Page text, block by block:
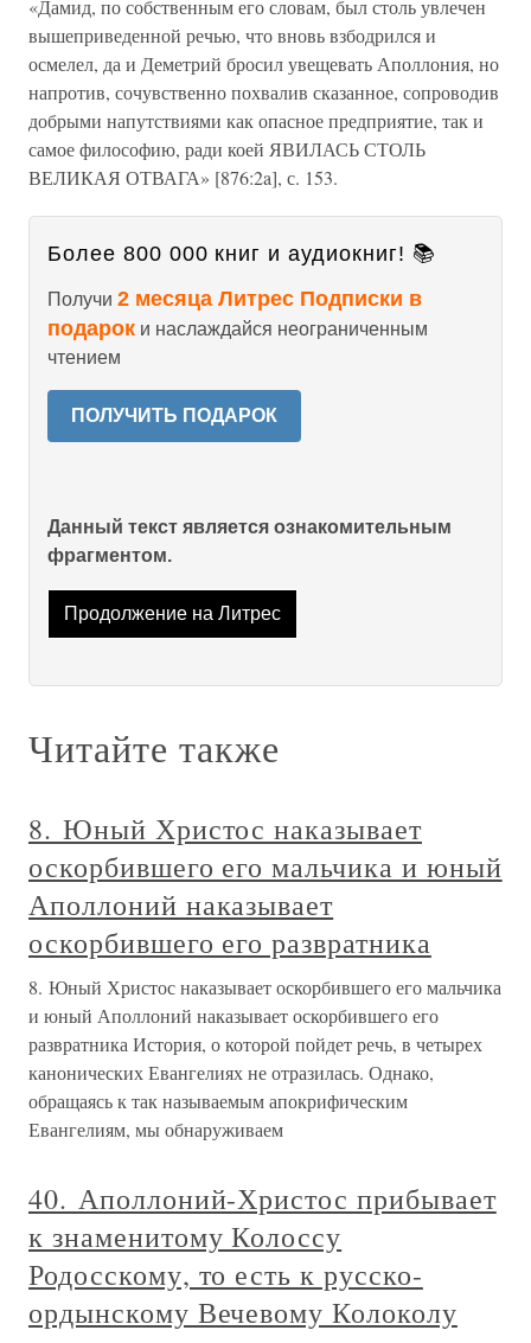
«Дамид, по собственным его словам, был столь увлечен
вышеприведенной речью, что вновь взбодрился и
осмелел, да и Деметрий бросил увещевать Аполлония, но
напротив, сочувственно похвалив сказанное, сопроводив
добрыми напутствиями как опасное предприятие, так и
самое философию, ради коей ЯВИЛАСЬ СТОЛЬ
ВЕЛИКАЯ ОТВАГА» [876:2a], с. 153.
Более 800 000 книг и аудиокниг! 📚
Получи 2 месяца Литрес Подписки в
подарок и наслаждайся неограниченным
чтением
ПОЛУЧИТЬ ПОДАРОК
Данный текст является ознакомительным
фрагментом.
Продолжение на Литрес
Читайте также
8. Юный Христос наказывает
оскорбившего его мальчика и юный
Аполлоний наказывает
оскорбившего его развратника
8. Юный Христос наказывает оскорбившего его мальчика
и юный Аполлоний наказывает оскорбившего его
развратника История, о которой пойдет речь, в четырех
канонических Евангелиях не отразилась. Однако,
обращаясь к так называемым апокрифическим
Евангелиям, мы обнаруживаем
40. Аполлоний-Христос прибывает
к знаменитому Колоссу
Родосскому, то есть к русско-
ордынскому Вечевому Колоколу